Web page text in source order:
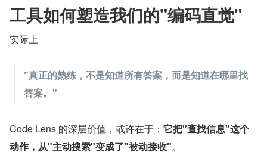
工具如何塑造我们的"编码直觉"
实际上
"真正的熟练，不是知道所有答案，而是知道在哪里找
答案。"
Code Lens 的深层价值，或许在于： 它把"查找信息"这个
动作，从"主动搜索"变成了"被动接收"。